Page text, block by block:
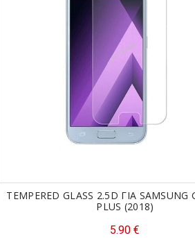
TEMPERED GLASS 2.5D ΓΙΑ SAMSUNG
PLUS (2018)
5.90€